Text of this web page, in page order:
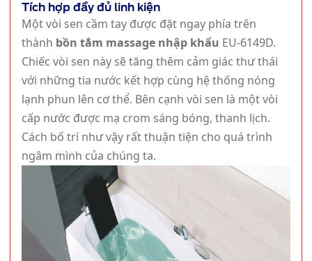
Tích hợp đầy đủ linh kiện
Một vòi sen cầm tay được đặt ngay phía trên
thành bồn tắm massage nhập khẩu EU-6149D.
Chiếc vòi sen này sẽ tăng thêm cảm giác thư thái
với những tia nước kết hợp cùng hệ thống nóng
lạnh phun lên cơ thể. Bên cạnh vòi sen là một vòi
cấp nước được mạ crom sáng bóng, thanh lịch.
Cách bố trí như vậy rất thuận tiện cho quá trình
ngâm mình của chúng ta.